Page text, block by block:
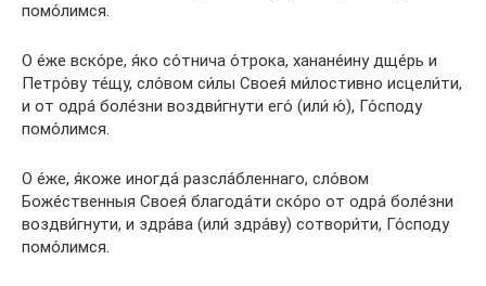
помо́лимся.
О е́же вско́ре, я́ко со́тнича о́трока, ханане́ину дще́рь и
Петро́ву те́щу, сло́вом си́лы Своея́ ми́лостивно исцели́ти,
и от одра́ боле́зни воздви́гнути его́ (или́ ю́), Го́споду
помо́лимся.
О е́же, я́коже иногда́ разсла́бленнаго, сло́вом
Боже́ственныя Своея́ благода́ти ско́ро от одра́ боле́зни
воздви́гнути, и здра́ва (или́ здра́ву) сотвори́ти, Го́споду
помо́лимся.